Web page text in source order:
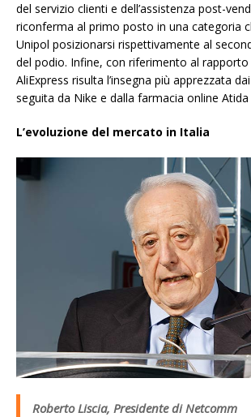
del servizio clienti e dell’assistenza post-
riconferma al primo posto in una categoria
Unipol posizionarsi rispettivamente al
del podio. Infine, con riferimento al rapporto
AliExpress risulta l’insegna più apprezzata
seguita da Nike e dalla farmacia online Atida
L’evoluzione del mercato in Italia
Roberto Liscia, Presidente di Netcomm